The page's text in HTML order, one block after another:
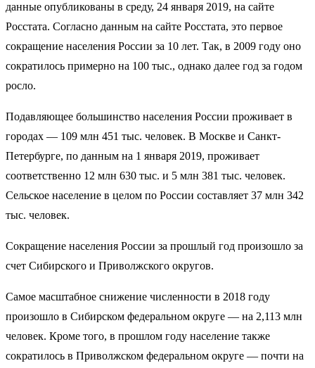
данные опубликованы в среду, 24 января 2019, на сайте
Росстата. Согласно данным на сайте Росстата, это первое
сокращение населения России за 10 лет. Так, в 2009 году оно
сократилось примерно на 100 тыс., однако далее год за годом
росло.
Подавляющее большинство населения России проживает в
городах — 109 млн 451 тыс. человек. В Москве и Санкт-
Петербурге, по данным на 1 января 2019, проживает
соответственно 12 млн 630 тыс. и 5 млн 381 тыс. человек.
Сельское население в целом по России составляет 37 млн 342
тыс. человек.
Сокращение населения России за прошлый год произошло за
счет Сибирского и Приволжского округов.
Самое масштабное снижение численности в 2018 году
произошло в Сибирском федеральном округе — на 2,113 млн
человек. Кроме того, в прошлом году население также
сократилось в Приволжском федеральном округе — почти на